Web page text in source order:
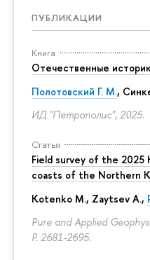
ПУБЛИКАЦИИ
Книга
Отечественные
Полотовский Г. М.,
ИД "Петрополис", 2025.
Статья
Field survey of the 2025
coasts of the Northern
Kotenko M., Zaytsev A.,
Pure and Applied
P. 2681-2695.